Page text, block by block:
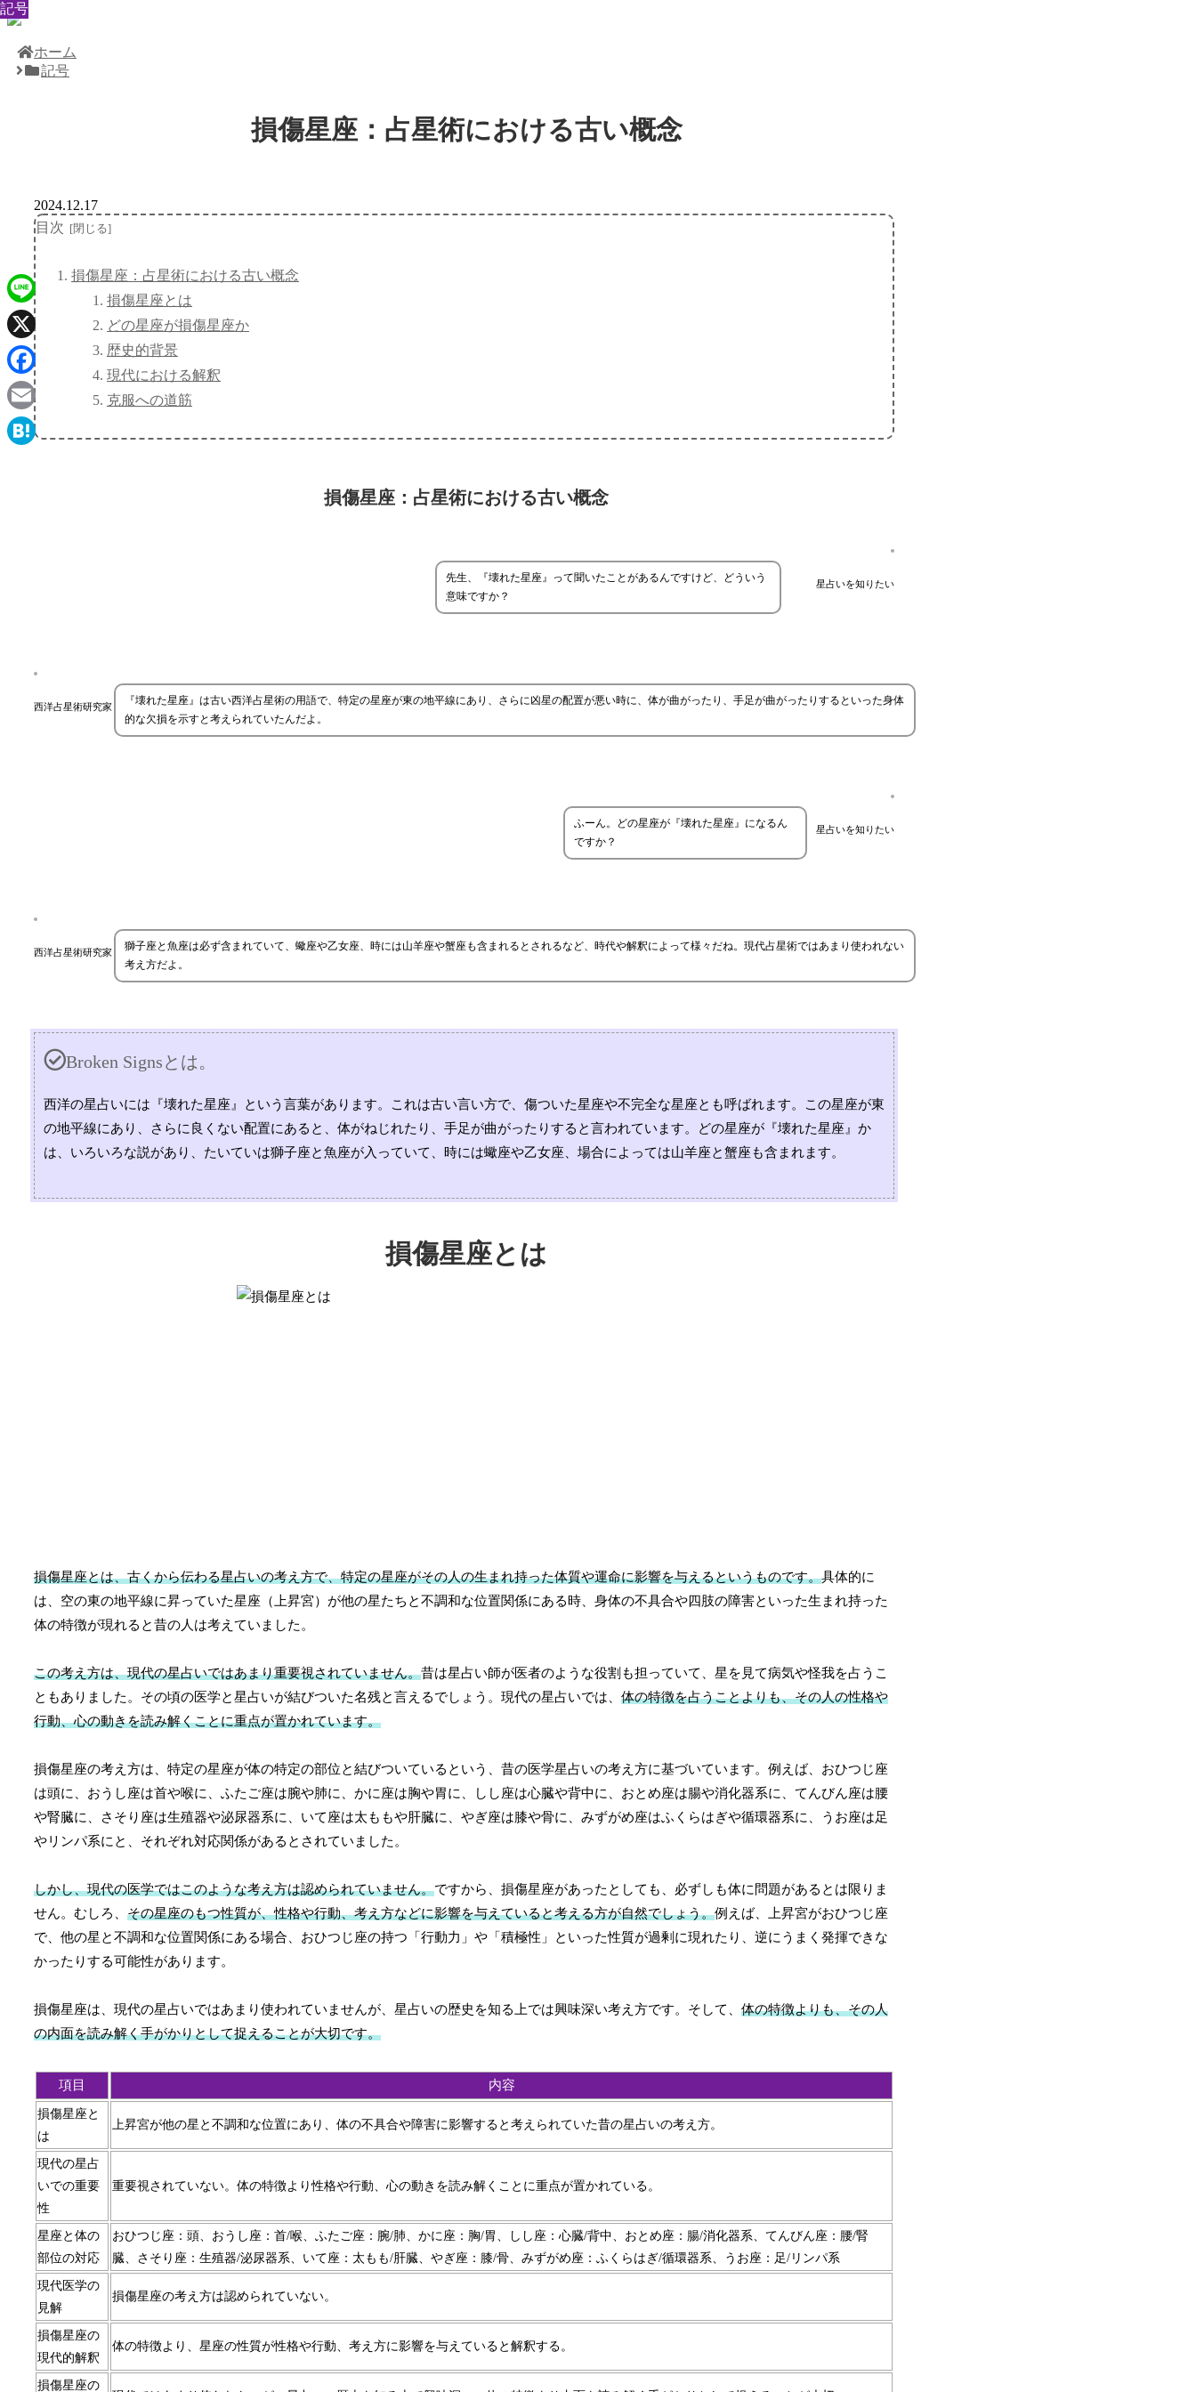
ホーム
記号
損傷星座：占星術における古い概念
記号
2024.12.17
目次
損傷星座：占星術における古い概念
損傷星座とは
どの星座が損傷星座か
歴史的背景
現代における解釈
克服への道筋
損傷星座：占星術における古い概念
星占いを知りたい
先生、『壊れた星座』って聞いたことがあるんですけど、どういう
意味ですか？
西洋占星術研究家
『壊れた星座』は古い西洋占星術の用語で、特定の星座が東の地平線にあり、さらに凶星の配置が悪い時に、体が曲がったり、手足が曲がったりするといった身体
的な欠損を示すと考えられていたんだよ。
星占いを知りたい
ふーん。どの星座が『壊れた星座』になるん
ですか？
西洋占星術研究家
獅子座と魚座は必ず含まれていて、蠍座や乙女座、時には山羊座や蟹座も含まれるとされるなど、時代や解釈によって様々だね。現代占星術ではあまり使われない
考え方だよ。
Broken Signsとは。
西洋の星占いには『壊れた星座』という言葉があります。これは古い言い方で、傷ついた星座や不完全な星座とも呼ばれます。この星座が東
の地平線にあり、さらに良くない配置にあると、体がねじれたり、手足が曲がったりすると言われています。どの星座が『壊れた星座』か
は、いろいろな説があり、たいていは獅子座と魚座が入っていて、時には蠍座や乙女座、場合によっては山羊座と蟹座も含まれます。
損傷星座とは
損傷星座とは、古くから伝わる星占いの考え方で、特定の星座がその人の生まれ持った体質や運命に影響を与えるというものです。具体的に
は、空の東の地平線に昇っていた星座（上昇宮）が他の星たちと不調和な位置関係にある時、身体の不具合や四肢の障害といった生まれ持った
体の特徴が現れると昔の人は考えていました。
この考え方は、現代の星占いではあまり重要視されていません。昔は星占い師が医者のような役割も担っていて、星を見て病気や怪我を占うこ
ともありました。その頃の医学と星占いが結びついた名残と言えるでしょう。現代の星占いでは、 体の特徴を占うことよりも、その人の性格や
行動、心の動きを読み解くことに重点が置かれています。
損傷星座の考え方は、特定の星座が体の特定の部位と結びついているという、昔の医学星占いの考え方に基づいています。例えば、おひつじ座
は頭に、おうし座は首や喉に、ふたご座は腕や肺に、かに座は胸や胃に、しし座は心臓や背中に、おとめ座は腸や消化器系に、てんびん座は腰
や腎臓に、さそり座は生殖器や泌尿器系に、いて座は太ももや肝臓に、やぎ座は膝や骨に、みずがめ座はふくらはぎや循環器系に、うお座は足
やリンパ系にと、それぞれ対応関係があるとされていました。
しかし、現代の医学ではこのような考え方は認められていません。ですから、損傷星座があったとしても、必ずしも体に問題があるとは限りま
せん。むしろ、 その星座のもつ性質が、性格や行動、考え方などに影響を与えていると考える方が自然でしょう。例えば、上昇宮がおひつじ座
で、他の星と不調和な位置関係にある場合、おひつじ座の持つ「行動力」や「積極性」といった性質が過剰に現れたり、逆にうまく発揮できな
かったりする可能性があります。
損傷星座は、現代の星占いではあまり使われていませんが、星占いの歴史を知る上では興味深い考え方です。そして、 体の特徴よりも、その人
の内面を読み解く手がかりとして捉えることが大切です。
項目 内容
損傷星座と
は
上昇宮が他の星と不調和な位置にあり、体の不具合や障害に影響すると考えられていた昔の星占いの考え方。
現代の星占
いでの重要
性
重要視されていない。体の特徴より性格や行動、心の動きを読み解くことに重点が置かれている。
星座と体の
部位の対応
おひつじ座：頭、おうし座：首/喉、ふたご座：腕/肺、かに座：胸/胃、しし座：心臓/背中、おとめ座：腸/消化器系、てんびん座：腰/腎
臓、さそり座：生殖器/泌尿器系、いて座：太もも/肝臓、やぎ座：膝/骨、みずがめ座：ふくらはぎ/循環器系、うお座：足/リンパ系
現代医学の
見解
損傷星座の考え方は認められていない。
損傷星座の
現代的解釈
体の特徴より、星座の性質が性格や行動、考え方に影響を与えていると解釈する。
損傷星座の
記号
記号
記号
記号
記号
記号
記号
記号
Line
X
Facebook
Email